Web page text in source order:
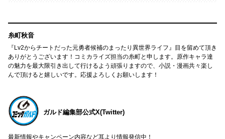
糸町秋音
『Lv2からチートだった元勇者候補のまったり異世界ライフ』目を留めて頂き
ありがとうございます！コミカライズ担当の糸町と申します。原作キャラ達
の魅力を最大限引き出して行けるよう頑張りますので、小説・漫画共々楽し
んで頂けると嬉しいです。応援よろしくお願いします！
ガルド編集部公式X(Twitter)
最新情報やキャンペーン内容など耳より情報発信中！